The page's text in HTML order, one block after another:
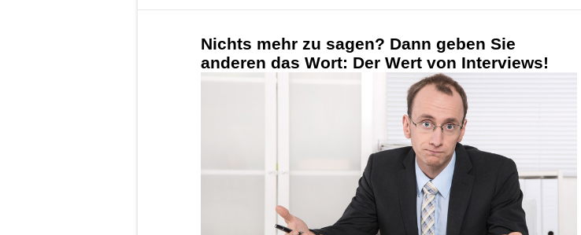
Nichts mehr zu sagen? Dann geben Sie
anderen das Wort: Der Wert von Interviews!